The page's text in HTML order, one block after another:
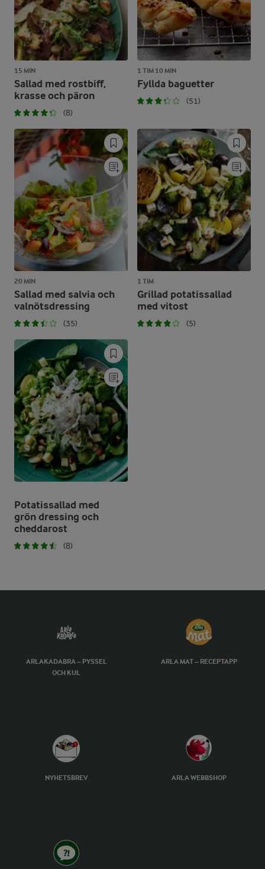
15 MIN
Sallad med rostbiff,
krasse och päron
(8)
1 TIM 10 MIN
Fyllda baguetter
(51)
20 MIN
Sallad med salvia och
valnötsdressing
(35)
1 TIM
Grillad potatissallad
med vitost
(5)
Potatissallad med
grön dressing och
cheddarost
(8)
ARLAKADABRA – PYSSEL
OCH KUL
ARLA MAT – RECEPTAPP
NYHETSBREV ARLA WEBBSHOP